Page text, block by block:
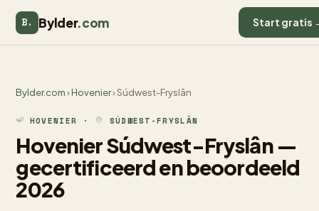
B. Bylder.com Start gratis
Bylder.com›Hovenier› Súdwest-Fryslân
HOVENIER · SÚDWEST-FRYSLÂN
Hovenier Súdwest-Fryslân —
gecertificeerd en beoordeeld
2026